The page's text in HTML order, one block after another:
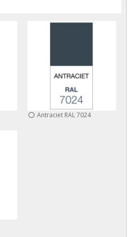
Antraciet RAL 7024